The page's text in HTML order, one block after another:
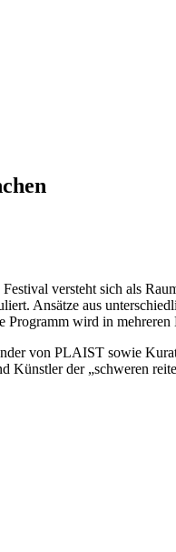
versteht sich als
Ansätze aus
wird in
von PLAIST sowie
Künstler der „schweren